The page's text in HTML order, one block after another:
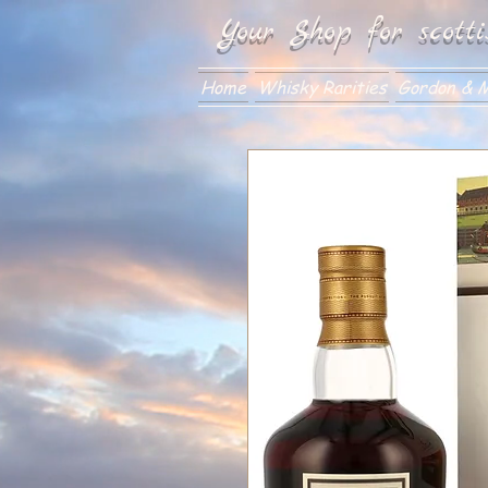
Your Shop for
Home Whisky Rarities Gordon &